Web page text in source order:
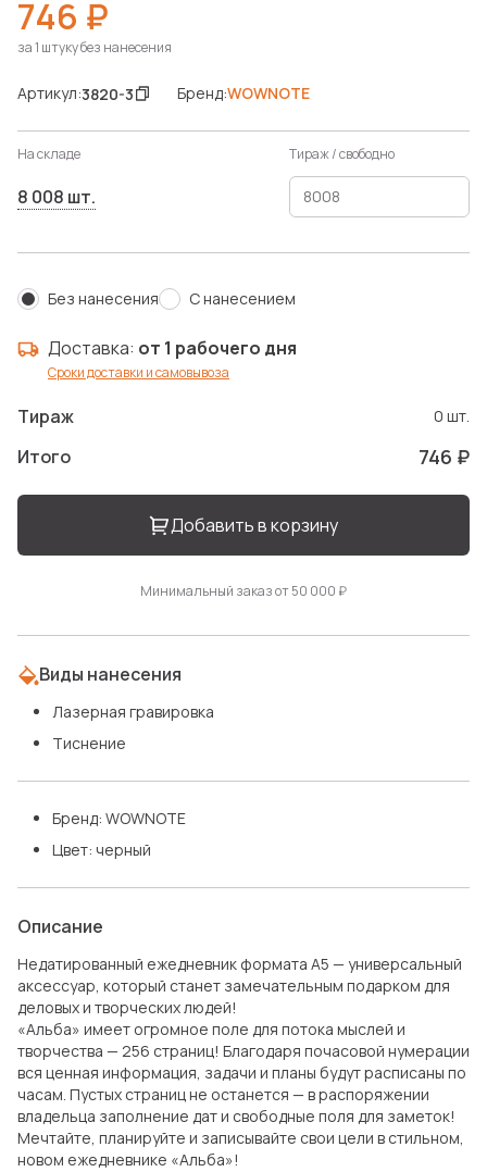
746 ₽
за 1 штуку без нанесения
Артикул:3820-3 Бренд:WOWNOTE
На складе Тираж / свободно
8 008 шт.
Без нанесения С нанесением
Доставка: от 1 рабочего дня
Сроки доставки и самовывоза
Тираж 0 шт.
Итого 746 ₽
Добавить в корзину
Минимальный заказ от 50 000 ₽
Виды нанесения
Лазерная гравировка
Тиснение
Бренд: WOWNOTE
Цвет: черный
Описание
Недатированный ежедневник формата А5 — универсальный
аксессуар, который станет замечательным подарком для
деловых и творческих людей!
«Альба» имеет огромное поле для потока мыслей и
творчества — 256 страниц! Благодаря почасовой нумерации
вся ценная информация, задачи и планы будут расписаны по
часам. Пустых страниц не останется — в распоряжении
владельца заполнение дат и свободные поля для заметок!
Мечтайте, планируйте и записывайте свои цели в стильном,
новом ежедневнике «Альба»!